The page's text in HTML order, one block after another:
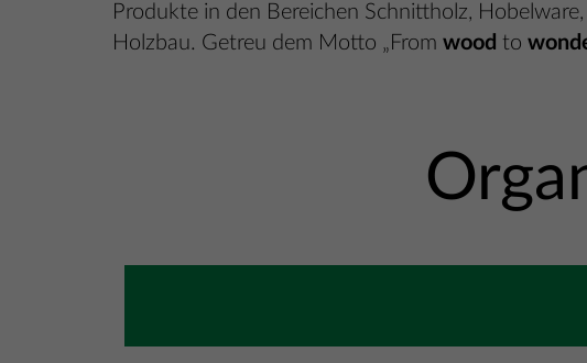
Produkte in den Bereichen Schnittholz,
Holzbau. Getreu dem Motto „From wood to